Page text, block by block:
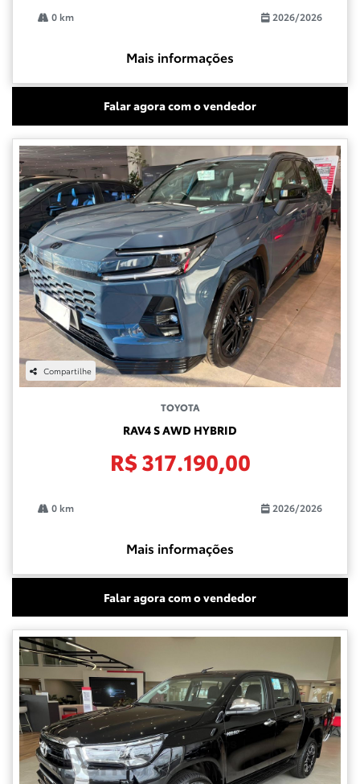
0 km 2026/2026
Mais informações
Falar agora com o vendedor
Compartilhe
TOYOTA
RAV4 S AWD HYBRID
R$ 317.190,00
0 km 2026/2026
Mais informações
Falar agora com o vendedor